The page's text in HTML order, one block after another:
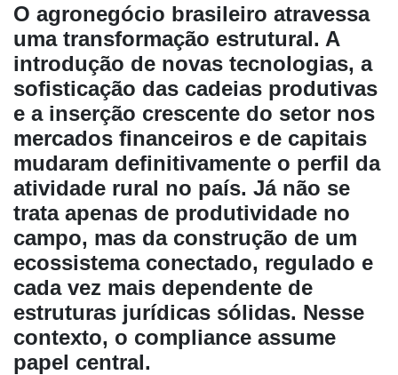
Cadastre-
se
O agronegócio brasileiro atravessa
uma transformação estrutural. A
introdução de novas tecnologias, a
sofisticação das cadeias produtivas
e a inserção crescente do setor nos
mercados financeiros e de capitais
mudaram definitivamente o perfil da
atividade rural no país. Já não se
trata apenas de produtividade no
campo, mas da construção de um
ecossistema conectado, regulado e
cada vez mais dependente de
estruturas jurídicas sólidas. Nesse
contexto, o compliance assume
papel central.